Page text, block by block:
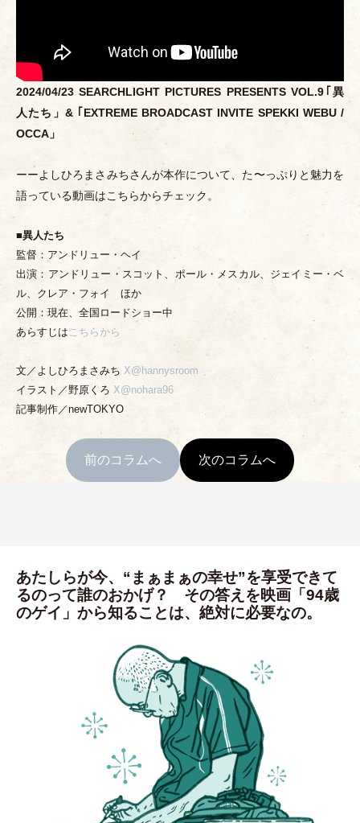
2024/04/23 SEARCHLIGHT PICTURES PRESENTS VOL.9｢異
人たち 」 & ｢EXTREME BROADCAST INVITE SPEKKI WEBU /
OCCA 」
ーーよしひろまさみちさんが本作について、た〜っぷりと魅力を
語っている動画はこちらからチェック。
■異人たち
監督：アンドリュー ・ ヘイ
出演：アンドリュー ・ スコット、ポール ・ メスカル、ジェイミー ・ベ
ル、クレア ・ フォイ ほか
公開：現在、全国ロードショー中
あらすじは こちらから
文／よしひろまさみち X@hannysroom
イラスト／野原くろ X@nohara96
記事制作／newTOKYO
前のコラムへ 次のコラムへ
あたしらが今、“まぁまぁの幸せ”を享受できて
るのって誰のおかげ？ その答えを映画「94歳
のゲイ」から知ることは、絶対に必要なの。